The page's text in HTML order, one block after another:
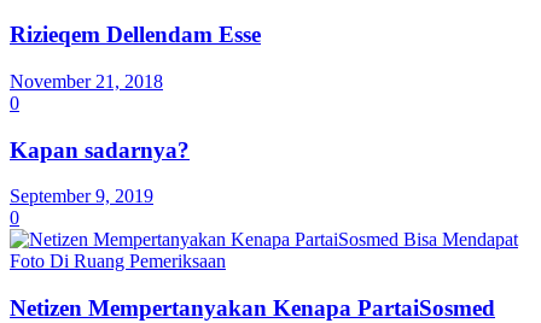
Rizieqem Dellendam Esse
November 21, 2018
0
Kapan sadarnya?
September 9, 2019
0
Netizen Mempertanyakan Kenapa PartaiSosmed